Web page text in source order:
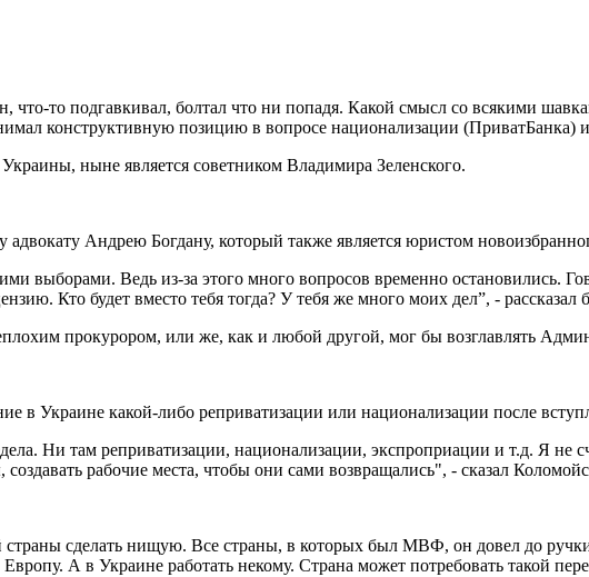
что-то подгавкивал, болтал что ни попадя. Какой смысл со всякими
конструктивную позицию в вопросе национализации (ПриватБанка)
ныне является советником Владимира Зеленского.
адвокату Андрею Богдану, который также является юристом
выборами. Ведь из-за этого много вопросов временно
Кто будет вместо тебя тогда? У тебя же много моих дел”, - рассказал
прокурором, или же, как и любой другой, мог бы возглавлять
в Украине какой-либо реприватизации или национализации после
Ни там реприватизации, национализации, экспроприации и т.д. Я не
рабочие места, чтобы они сами возвращались", - сказал
страны сделать нищую. Все страны, в которых был МВФ, он довел до
А в Украине работать некому. Страна может потребовать такой